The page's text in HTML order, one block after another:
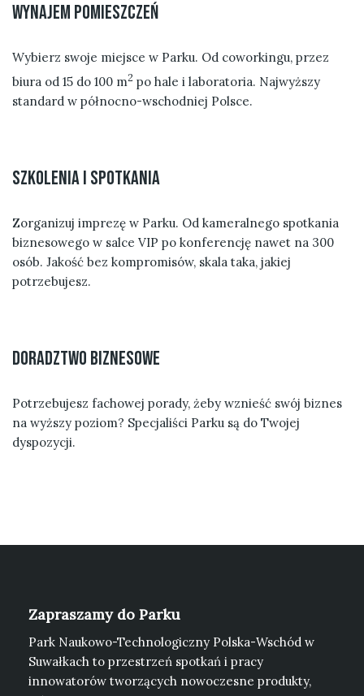
Wynajem pomieszczeń
Wybierz swoje miejsce w Parku. Od coworkingu, przez
biura od 15 do 100 m2 po hale i laboratoria. Najwyższy
standard w północno-wschodniej Polsce.
szkolenia i spotkania
Zorganizuj imprezę w Parku. Od kameralnego spotkania
biznesowego w salce VIP po konferencję nawet na 300
osób. Jakość bez kompromisów, skala taka, jakiej
potrzebujesz.
doradztwo biznesowe
Potrzebujesz fachowej porady, żeby wznieść swój biznes
na wyższy poziom? Specjaliści Parku są do Twojej
dyspozycji.
Zapraszamy do Parku
Park Naukowo-Technologiczny Polska-Wschód w
Suwałkach to przestrzeń spotkań i pracy
innowatorów tworzących nowoczesne produkty,